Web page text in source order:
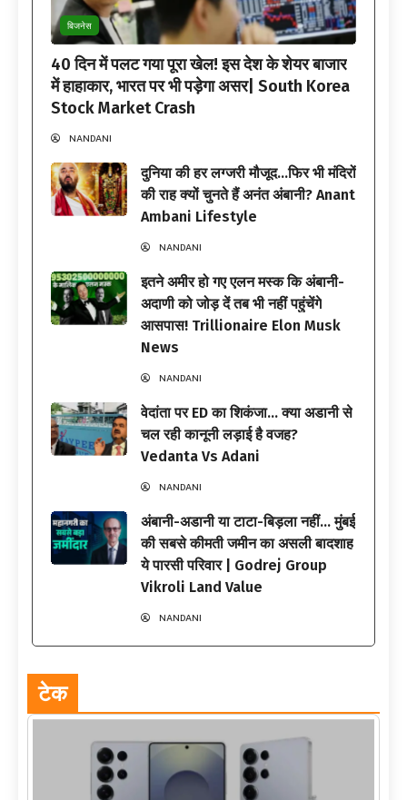
बिजनेस
40 दिन में पलट गया पूरा खेल! इस देश के शेयर बाजार
में हाहाकार, भारत पर भी पड़ेगा असर| South Korea
Stock Market Crash
NANDANI
दुनिया की हर लग्जरी मौजूद…फिर भी मंदिरों
की राह क्यों चुनते हैं अनंत अंबानी? Anant
Ambani Lifestyle
NANDANI
इतने अमीर हो गए एलन मस्क कि अंबानी-
अदाणी को जोड़ दें तब भी नहीं पहुंचेंगे
आसपास! Trillionaire Elon Musk
News
NANDANI
वेदांता पर ED का शिकंजा… क्या अडानी से
चल रही कानूनी लड़ाई है वजह?
Vedanta Vs Adani
NANDANI
अंबानी-अडानी या टाटा-बिड़ला नहीं… मुंबई
की सबसे कीमती जमीन का असली बादशाह
ये पारसी परिवार | Godrej Group
Vikroli Land Value
NANDANI
टेक